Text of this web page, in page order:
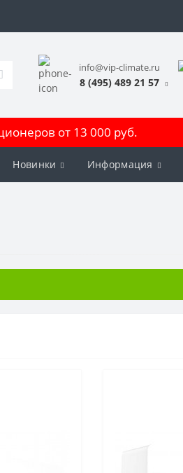
info@vip-climate.ru
8 (495) 489 21 57
от 13 000 руб.
Новинки Информация